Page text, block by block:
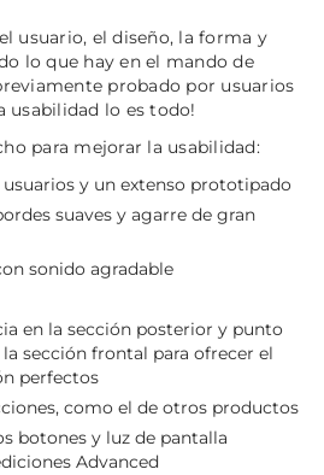
usuario, el diseño, la forma y
lo que hay en el mando de
probado por usuarios
usabilidad lo es todo!
para mejorar la usabilidad:
y un extenso prototipado
suaves y agarre de gran
sonido agradable
en la sección posterior y punto
sección frontal para ofrecer el
perfectos
como el de otros productos
botones y luz de pantalla
Advanced